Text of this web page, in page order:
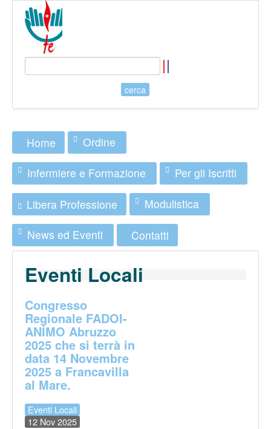
Home Ordine
Infermiere e Formazione Per gli Iscritti
Libera Professione Modulistica
News ed Eventi Contatti
Eventi Locali
Congresso
Regionale FADOI-
ANÍMO Abruzzo
2025 che si terrà in
data 14 Novembre
2025 a Francavilla
al Mare.
Eventi Locali
12 Nov 2025